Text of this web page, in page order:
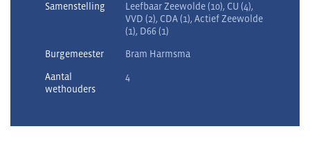
Samenstelling
Leefbaar Zeewolde (10), CU (4),
VVD (2), CDA (1), Actief Zeewolde
(1), D66 (1)
Burgemeester Bram Harmsma
Aantal
wethouders
4